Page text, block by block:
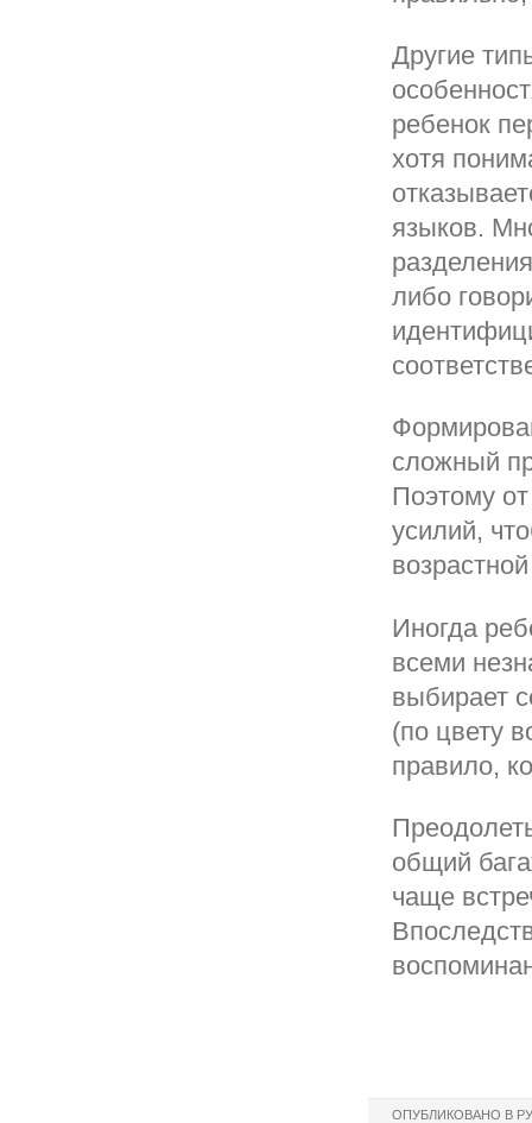
Другие
ребенок
хотя
языков.
либо
сложный
Поэтому
усилий,
Иногда
всеми
выбирает
(по цвету
правило,
общий
чаще
ОПУБЛИКОВАНО В